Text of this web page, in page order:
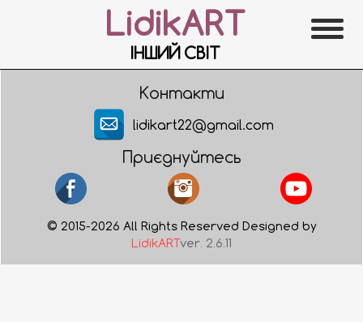
LidikART
ІНШИЙ СВІТ
Контакти
lidikart22@gmail.com
Приєднуйтесь
© 2015-2026 All Rights Reserved Designed by
LidikARTver. 2.6.11